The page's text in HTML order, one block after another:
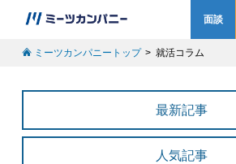
面談
ミーツカンパニートップ 就活コラム
最新記事
人気記事